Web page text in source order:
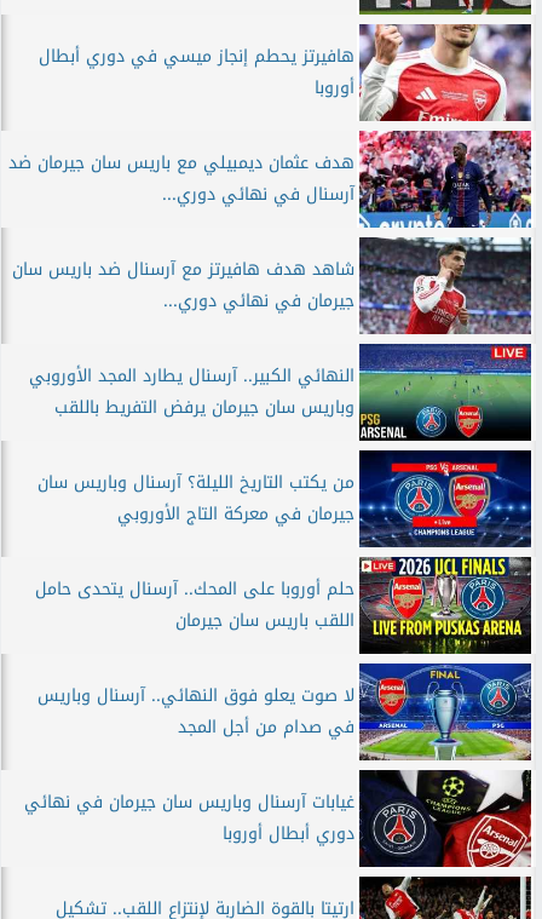
هافيرتز يحطم إنجاز ميسي في دوري أبطال
أوروبا
هدف عثمان ديمبيلي مع باريس سان جيرمان ضد
آرسنال في نهائي دوري...
شاهد هدف هافيرتز مع آرسنال ضد باريس سان
جيرمان في نهائي دوري...
النهائي الكبير.. آرسنال يطارد المجد الأوروبي
وباريس سان جيرمان يرفض التفريط باللقب
من يكتب التاريخ الليلة؟ آرسنال وباريس سان
جيرمان في معركة التاج الأوروبي
حلم أوروبا على المحك.. آرسنال يتحدى حامل
اللقب باريس سان جيرمان
لا صوت يعلو فوق النهائي.. آرسنال وباريس
في صدام من أجل المجد
غيابات آرسنال وباريس سان جيرمان في نهائي
دوري أبطال أوروبا
ارتيتا بالقوة الضاربة لإنتزاع اللقب.. تشكيل